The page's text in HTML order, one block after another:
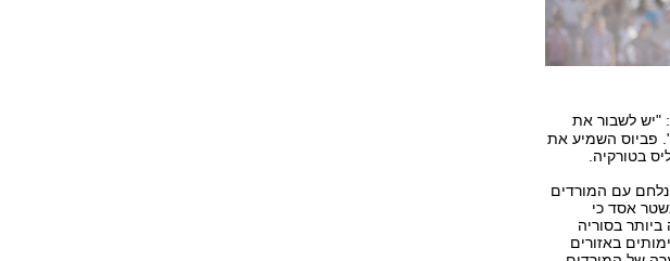
"יש לשבור את
פביוס השמיע את
בטורקיה.
עם המורדים
אסד כי
בסוריה
באזורים